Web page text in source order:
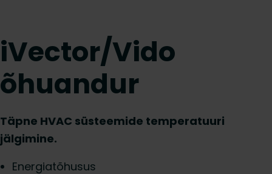
iVector/Vido
õhuandur
Täpne HVAC süsteemide temperatuuri
jälgimine.
Energiatõhusus